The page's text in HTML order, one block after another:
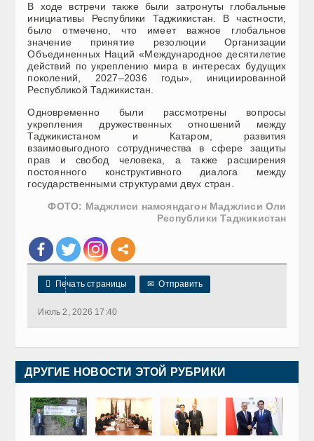
В ходе встречи также были затронуты глобальные
инициативы Республики Таджикистан. В частности,
было отмечено, что имеет важное глобальное
значение принятие резолюции Организации
Объединенных Наций «Международное десятилетие
действий по укреплению мира в интересах будущих
поколений, 2027–2036 годы», инициированной
Республикой Таджикистан.
Одновременно были рассмотрены вопросы
укрепления дружественных отношений между
Таджикистаном и Катаром, развития
взаимовыгодного сотрудничества в сфере защиты
прав и свобод человека, а также расширения
постоянного конструктивного диалога между
государственными структурами двух стран.
ФОТО: Маджлиси намояндагон Маджлиси Оли
Республики Таджикистан
 Печать страницы ✉ Отправить
Июль 2, 2026 17:40
ДРУГИЕ НОВОСТИ ЭТОЙ РУБРИКИ